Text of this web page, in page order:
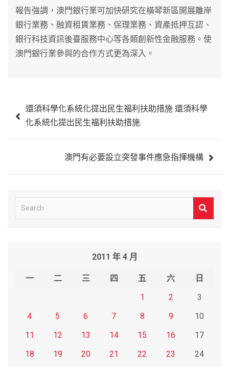
報告強調，澳門銀行業可加快研究在橫琴新區開展離岸
銀行業務、融資租賃業務、保理業務、資產抵押互認、
銀行科技資訊後臺服務中心等各類創新性金融服務。使
澳門銀行業參與的合作方式更為深入。
章 還須科學化系統化提出民生福利扶助措施 還須科學
化系統化提出民生福利扶助措施
澳門有必要設立突發事件應急指揮機構
e
2011 年 4 月
一 二 三 四 五 六
日
1
2
3
4
5 6 7 8 9
10
11
12 13 14 15 16
17
18
19 20 21 22 23
24